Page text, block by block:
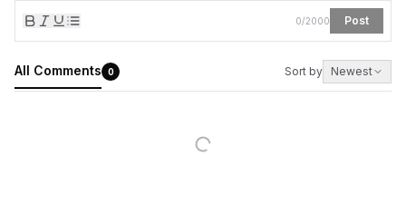
0/2000 Post
All Comments 0 Sort by Newest